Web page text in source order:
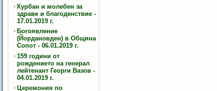
Курбан и молебен за
здраве и благоденствие -
17.01.2019 г.
Богоявление
(Йордановден) в Община
Сопот - 06.01.2019 г.
159 години от
рождението на генерал
лейтенант Георги Вазов -
04.01.2019 г.
Церемония по